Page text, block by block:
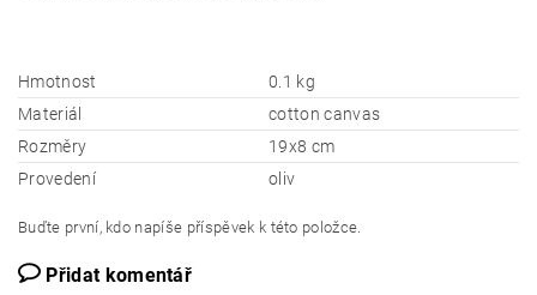
Hmotnost
0.1 kg
Materiál
cotton canvas
Rozměry
19x8 cm
Provedení
oliv
Buďte první, kdo napíše příspěvek k této položce.
Přidat komentář